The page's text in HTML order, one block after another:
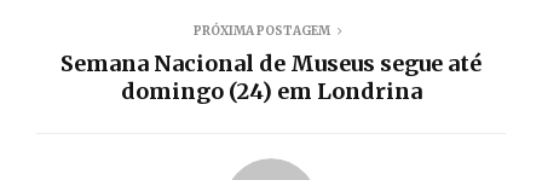
PRÓXIMA POSTAGEM
Semana Nacional de Museus segue até
domingo (24) em Londrina